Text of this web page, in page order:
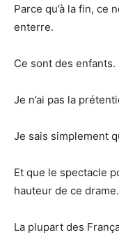
Parce qu’à la fin, ce
enterre.
Ce sont des enfants.
Je n’ai pas la
Je sais simplement
Et que le spectacle
hauteur de ce drame.
La plupart des